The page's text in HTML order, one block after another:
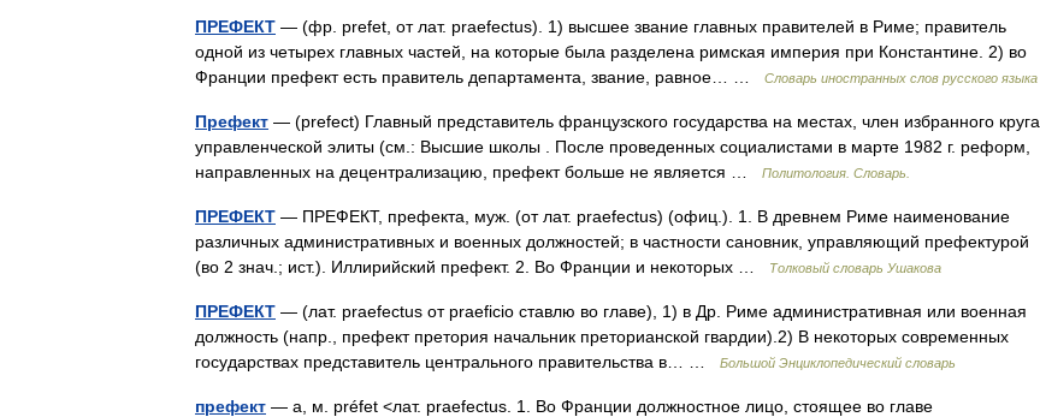
ПРЕФЕКТ — (фр. prefet, от лат. praefectus). 1) высшее звание главных правителей в Риме; правитель
одной из четырех главных частей, на которые была разделена римская империя при Константине. 2) во
Франции префект есть правитель департамента, звание, равное… …
Словарь иностранных слов русского языка
Префект — (prefect) Главный представитель французского государства на местах, член избранного круга
управленческой элиты (см.: Высшие школы . После проведенных социалистами в марте 1982 г. реформ,
направленных на децентрализацию, префект больше не является …
Политология. Словарь.
ПРЕФЕКТ — ПРЕФЕКТ, префекта, муж. (от лат. praefectus) (офиц.). 1. В древнем Риме наименование
различных административных и военных должностей; в частности сановник, управляющий префектурой
(во 2 знач.; ист.). Иллирийский префект. 2. Во Франции и некоторых …
Толковый словарь Ушакова
ПРЕФЕКТ — (лат. praefectus от praeficio ставлю во главе), 1) в Др. Риме административная или военная
должность (напр., префект претория начальник преторианской гвардии).2) В некоторых современных
государствах представитель центрального правительства в… …
Большой Энциклопедический словарь
префект — а, м. préfet <лат. praefectus. 1. Во Франции должностное лицо, стоящее во главе